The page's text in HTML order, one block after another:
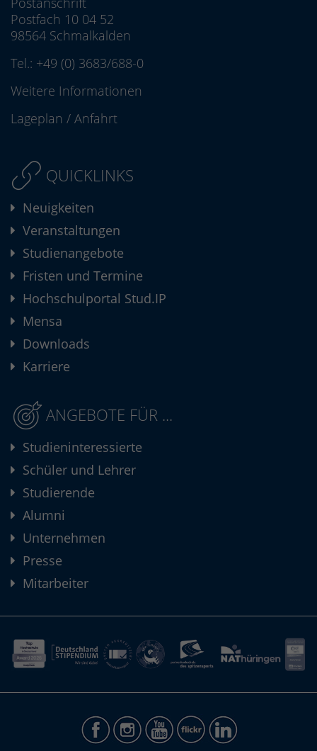
Postfach 10 04 52
98564 Schmalkalden
Tel.: +49 (0) 3683/688-0
Weitere Informationen
Lageplan / Anfahrt
QUICKLINKS
Neuigkeiten
Veranstaltungen
Studienangebote
Fristen und Termine
Hochschulportal Stud.IP
Mensa
Downloads
Karriere
ANGEBOTE FÜR ...
Studieninteressierte
Schüler und Lehrer
Studierende
Alumni
Unternehmen
Presse
Mitarbeiter